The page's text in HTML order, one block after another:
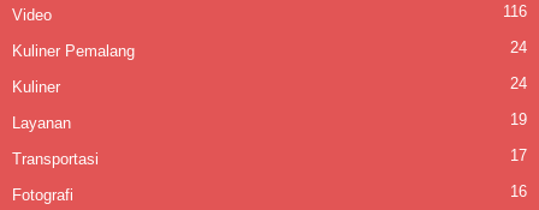
Video 116
Kuliner Pemalang 24
Kuliner 24
Layanan 19
Transportasi 17
Fotografi 16